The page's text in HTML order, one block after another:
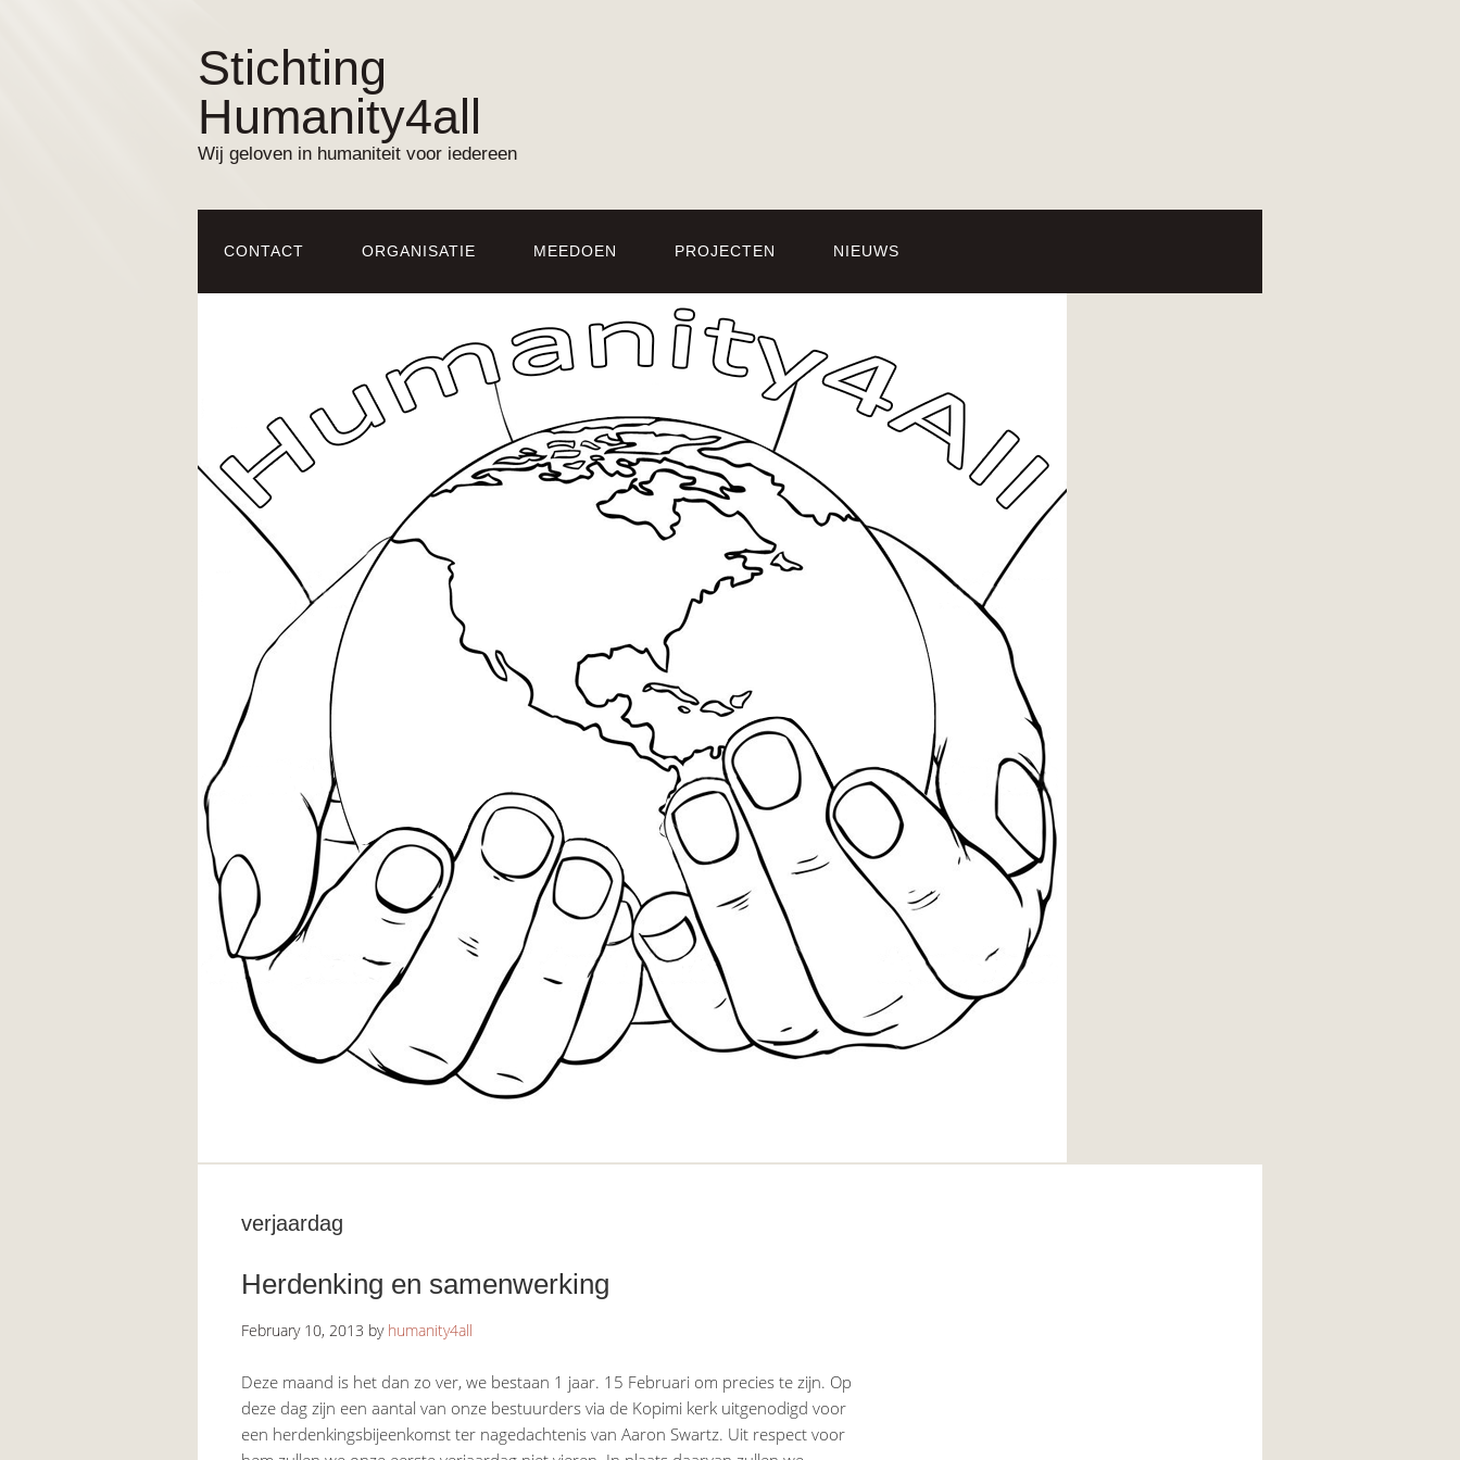
Stichting
Humanity4all
Wij geloven in humaniteit voor iedereen
CONTACT ORGANISATIE MEEDOEN PROJECTEN NIEUWS
verjaardag
Herdenking en samenwerking
February 10, 2013 by humanity4all
Deze maand is het dan zo ver, we bestaan 1 jaar. 15 Februari om precies te zijn. Op
deze dag zijn een aantal van onze bestuurders via de Kopimi kerk uitgenodigd voor
een herdenkingsbijeenkomst ter nagedachtenis van Aaron Swartz. Uit respect voor